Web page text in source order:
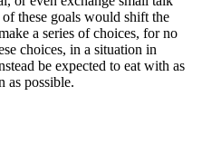
these goals would shift the
a series of choices, for no
choices, in a situation in
be expected to eat with as
as possible.